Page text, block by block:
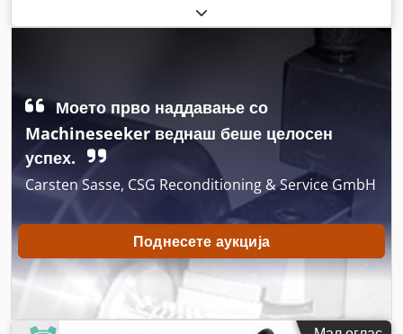
времетраење на гаранцијата:6 месеци
Моето прво наддавање со
Machineseeker веднаш беше целосен
успех.
Carsten Sasse, CSG Reconditioning & Service GmbH
Поднесете аукција